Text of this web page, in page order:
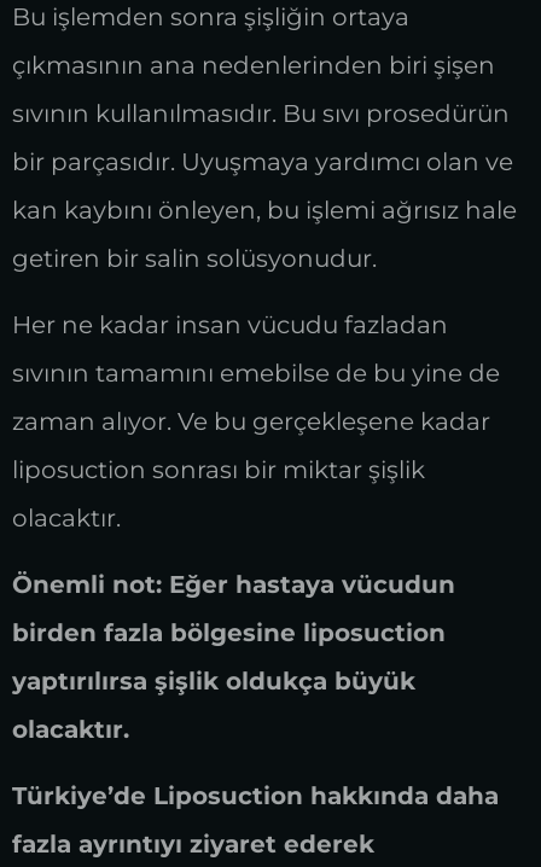
Bu işlemden sonra şişliğin ortaya
çıkmasının ana nedenlerinden biri şişen
sıvının kullanılmasıdır. Bu sıvı prosedürün
bir parçasıdır. Uyuşmaya yardımcı olan ve
kan kaybını önleyen, bu işlemi ağrısız hale
getiren bir salin solüsyonudur.
Her ne kadar insan vücudu fazladan
sıvının tamamını emebilse de bu yine de
zaman alıyor. Ve bu gerçekleşene kadar
liposuction sonrası bir miktar şişlik
olacaktır.
Önemli not: Eğer hastaya vücudun
birden fazla bölgesine liposuction
yaptırılırsa şişlik oldukça büyük
olacaktır.
Türkiye’de Liposuction hakkında daha
fazla ayrıntıyı ziyaret ederek